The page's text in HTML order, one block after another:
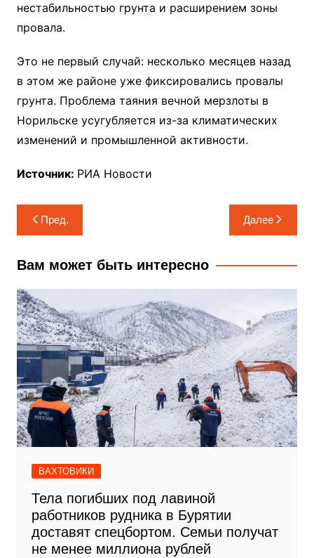
нестабильностью грунта и расширением зоны
провала.
Это не первый случай: несколько месяцев назад
в этом же районе уже фиксировались провалы
грунта. Проблема таяния вечной мерзлоты в
Норильске усугубляется из-за климатических
изменений и промышленной активности.
Источник: РИА Новости
Навигация
по
записям
Пред. Далее
Вам может быть интересно
ВАХТОВИКИ
Тела погибших под лавиной
работников рудника в Бурятии
доставят спецбортом. Семьи получат
не менее миллиона рублей